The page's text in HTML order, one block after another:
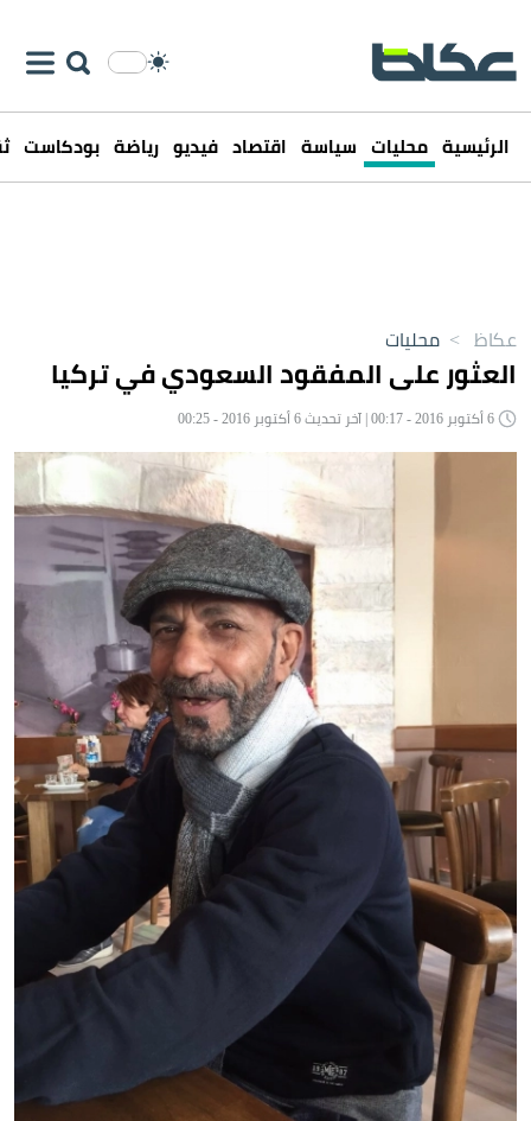
الرئيسية محليات سياسة اقتصاد فيديو رياضة بودكاست
عكاظ > محليات
العثور على المفقود السعودي في تركيا